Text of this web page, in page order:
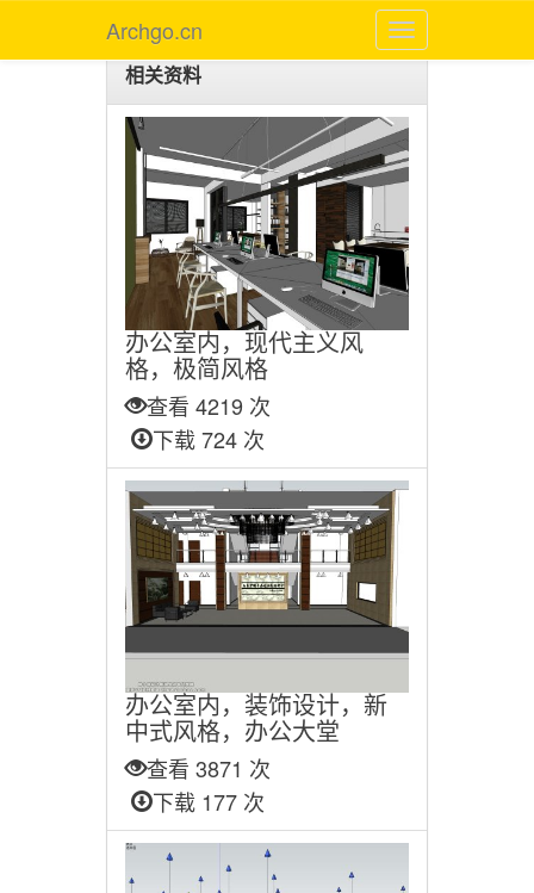
Archgo.cn
相关资料
办公室内，现代主义风
格，极简风格
查看 4219 次
下载 724 次
办公室内，装饰设计，新
中式风格，办公大堂
查看 3871 次
下载 177 次